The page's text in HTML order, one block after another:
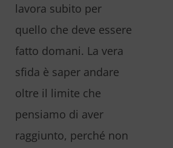
lavora subito per
quello che deve essere
fatto domani. La vera
sfida è saper andare
oltre il limite che
pensiamo di aver
raggiunto, perché non